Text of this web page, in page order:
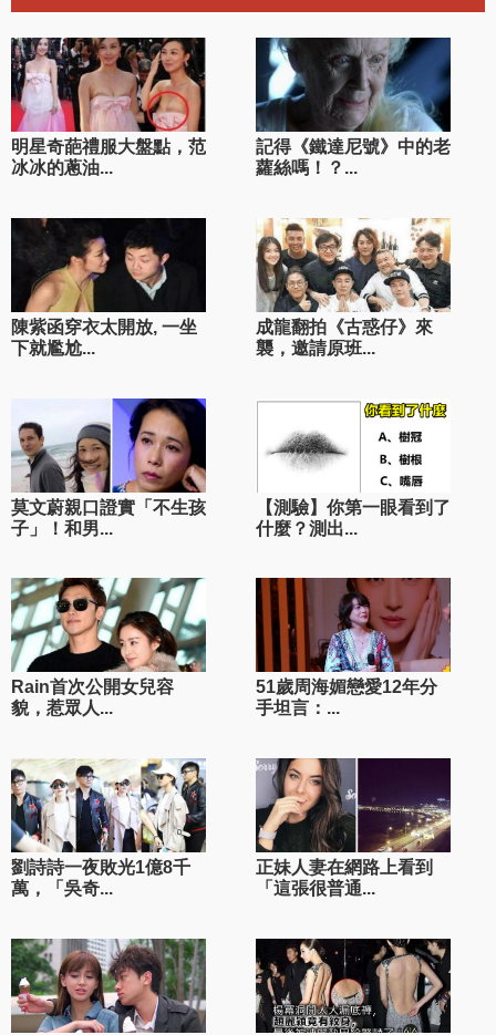
明星奇葩禮服大盤點，范
冰冰的蔥油...
記得《鐵達尼號》中的老
蘿絲嗎！？...
陳紫函穿衣太開放, 一坐
下就尷尬...
成龍翻拍《古惑仔》來
襲，邀請原班...
莫文蔚親口證實「不生孩
子」！和男...
【測驗】你第一眼看到了
什麼？測出...
Rain首次公開女兒容
貌，惹眾人...
51歲周海媚戀愛12年分
手坦言：...
劉詩詩一夜敗光1億8千
萬，「吳奇...
正妹人妻在網路上看到
「這張很普通...